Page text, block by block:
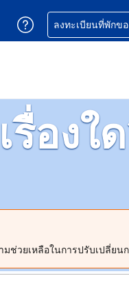
สกุลเงินที่ท่านเลือกในปัจ
ภาษา. ภาษาที่ท่านเลือกใ
รับความช่วยเหลือ
ลงทะเบียนที่พักข
รื่องใ
ช่วยเหลือในการปรับเปลี่ยน